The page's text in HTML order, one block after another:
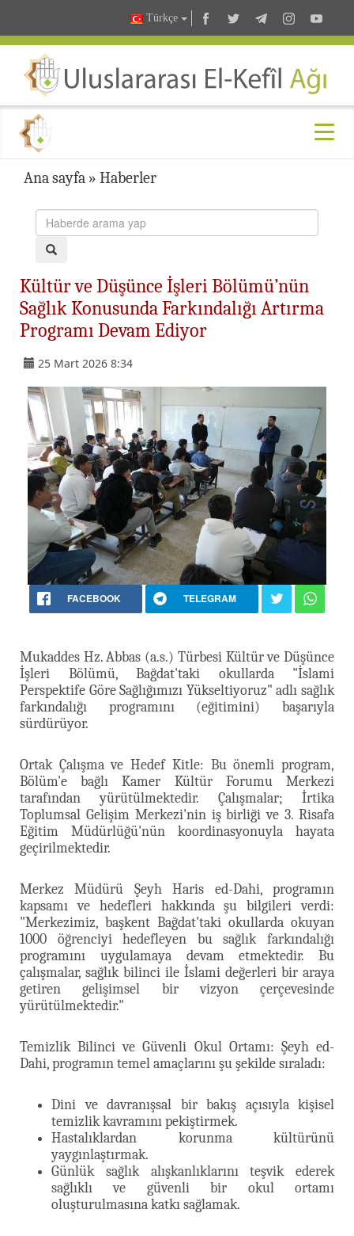
Türkçe
Ana sayfa » Haberler
Kültür ve Düşünce İşleri Bölümü’nün
Sağlık Konusunda Farkındalığı Artırma
Programı Devam Ediyor
25 Mart 2026 8:34
FACEBOOK TELEGRAM
Mukaddes Hz. Abbas (a.s.) Türbesi Kültür ve Düşünce
İşleri Bölümü, Bağdat'taki okullarda "İslami
Perspektife Göre Sağlığımızı Yükseltiyoruz" adlı sağlık
farkındalığı programını (eğitimini) başarıyla
sürdürüyor.
Ortak Çalışma ve Hedef Kitle: Bu önemli program,
Bölüm'e bağlı Kamer Kültür Forumu Merkezi
tarafından yürütülmektedir. Çalışmalar; İrtika
Toplumsal Gelişim Merkezi'nin iş birliği ve 3. Risafa
Eğitim Müdürlüğü'nün koordinasyonuyla hayata
geçirilmektedir.
Merkez Müdürü Şeyh Haris ed-Dahi, programın
kapsamı ve hedefleri hakkında şu bilgileri verdi:
"Merkezimiz, başkent Bağdat'taki okullarda okuyan
1000 öğrenciyi hedefleyen bu sağlık farkındalığı
programını uygulamaya devam etmektedir. Bu
çalışmalar, sağlık bilinci ile İslami değerleri bir araya
getiren gelişimsel bir vizyon çerçevesinde
yürütülmektedir."
Temizlik Bilinci ve Güvenli Okul Ortamı: Şeyh ed-
Dahi, programın temel amaçlarını şu şekilde sıraladı:
Dini ve davranışsal bir bakış açısıyla kişisel
temizlik kavramını pekiştirmek.
Hastalıklardan korunma kültürünü
yaygınlaştırmak.
Günlük sağlık alışkanlıklarını teşvik ederek
sağlıklı ve güvenli bir okul ortamı
oluşturulmasına katkı sağlamak.